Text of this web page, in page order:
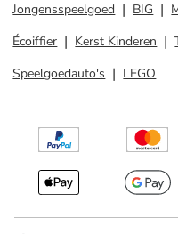
Jongensspeelgoed
BIG
Écoiffier
Kerst Kinderen
Speelgoedauto's
LEGO